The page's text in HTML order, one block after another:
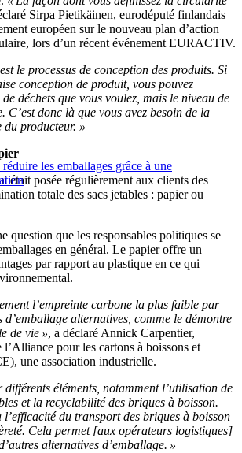
Sirpa Pietikäinen, eurodéputé finlandais
européen sur le nouveau plan d’action
lors d’un récent événement EURACTIV.
le processus de conception des produits. Si
conception de produit, vous pouvez
déchets que vous voulez, mais le niveau de
C’est donc là que vous avez besoin de la
du producteur. »
les emballages grâce à une
était posée régulièrement aux clients des
totale des sacs jetables : papier ou
question que les responsables politiques se
en général. Le papier offre un
par rapport au plastique en ce qui
l’empreinte carbone la plus faible par
alternatives, comme le démontre
de vie », a déclaré Annick Carpentier,
l’Alliance pour les cartons à boissons et
une association industrielle.
différents éléments, notamment l’utilisation de
et la recyclabilité des briques à boisson.
l’efficacité du transport des briques à boisson
Cela permet [aux opérateurs logistiques]
alternatives d’emballage. »